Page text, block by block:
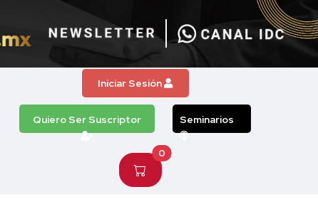
Iniciar Sesión
Quiero Ser Suscriptor Seminarios
0